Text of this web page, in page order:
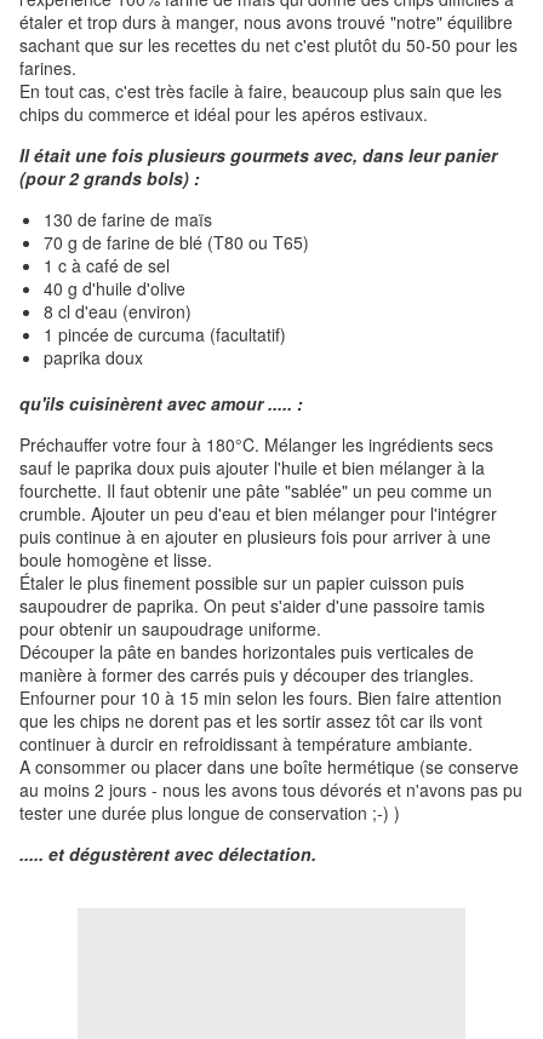
étaler et trop durs à manger, nous avons trouvé "notre" équilibre
sachant que sur les recettes du net c'est plutôt du 50-50 pour les
farines.
En tout cas, c'est très facile à faire, beaucoup plus sain que les
chips du commerce et idéal pour les apéros estivaux.
Il était une fois plusieurs gourmets avec, dans leur panier
(pour 2 grands bols) :
130 de farine de maïs
70 g de farine de blé (T80 ou T65)
1 c à café de sel
40 g d'huile d'olive
8 cl d'eau (environ)
1 pincée de curcuma (facultatif)
paprika doux
qu'ils cuisinèrent avec amour ..... :
Préchauffer votre four à 180°C. Mélanger les ingrédients secs
sauf le paprika doux puis ajouter l'huile et bien mélanger à la
fourchette. Il faut obtenir une pâte "sablée" un peu comme un
crumble. Ajouter un peu d'eau et bien mélanger pour l'intégrer
puis continue à en ajouter en plusieurs fois pour arriver à une
boule homogène et lisse.
Étaler le plus finement possible sur un papier cuisson puis
saupoudrer de paprika. On peut s'aider d'une passoire tamis
pour obtenir un saupoudrage uniforme.
Découper la pâte en bandes horizontales puis verticales de
manière à former des carrés puis y découper des triangles.
Enfourner pour 10 à 15 min selon les fours. Bien faire attention
que les chips ne dorent pas et les sortir assez tôt car ils vont
continuer à durcir en refroidissant à température ambiante.
A consommer ou placer dans une boîte hermétique (se conserve
au moins 2 jours - nous les avons tous dévorés et n'avons pas pu
tester une durée plus longue de conservation ;-) )
..... et dégustèrent avec délectation.